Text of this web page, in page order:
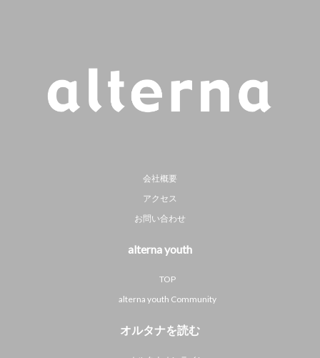
会社概要
アクセス
お問い合わせ
alterna youth
TOP
alterna youth Community
オルタナを読む